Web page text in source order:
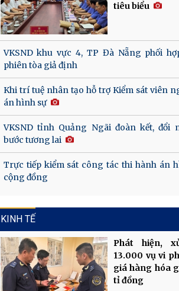
tiêu biểu
VKSND khu vực 4, TP Đà Nẵng phối
phiên tòa giả định
Khi trí tuệ nhân tạo hỗ trợ Kiểm sát viên
án hình sự
VKSND tỉnh Quảng Ngãi đoàn kết, đổi
bước tương lai
Trực tiếp kiểm sát công tác thi hành án
cộng đồng
KINH TẾ
Phát hiện,
13.000 vụ vi
giá hàng hóa
tỉ đồng